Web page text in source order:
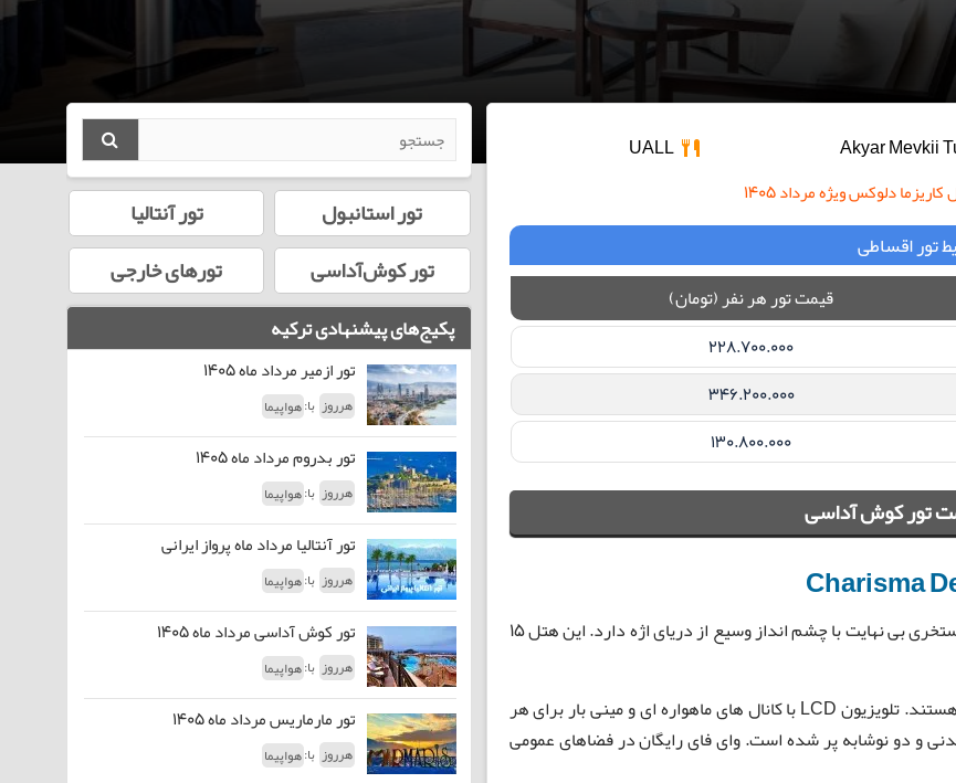
UALL
دلوکس ویژه مرداد ۱۴۰۵
تور اقساطی
قیمت تور هر نفر (تومان)
228.700.000
346.200.000
130.800.000
تور کوش آداسی
Charisma
هتل کاریزما دلوکس 5 ستاره دارای یک ساحل خصوصی 60 متری استخری بی نهایت با چشم انداز وسیع از دریای اژه دارد. این هتل 15
همه اتاق های استاندارد دارای بالکن با منظره دریا و حمام آبگرم هستند. تلویزیون LCD با کانال های ماهواره ای و مینی بار برای هر
و دو نوشابه پر شده است. وای فای رایگان در فضاهای عمومی
تور استانبول
تور آنتالیا
تور کوش‌آداسی
تورهای خارجی
پکیج‌های پیشنهادی ترکیه
تور ازمیر مرداد ماه 1405
هرروز با:هواپیما
تور بدروم مرداد ماه 1405
هرروز با:هواپیما
تور آنتالیا مرداد ماه پرواز ایرانی
هرروز با:هواپیما
تور کوش آداسی مرداد ماه 1405
هرروز با:هواپیما
تور مارماریس مرداد ماه 1405
هرروز با:هواپیما